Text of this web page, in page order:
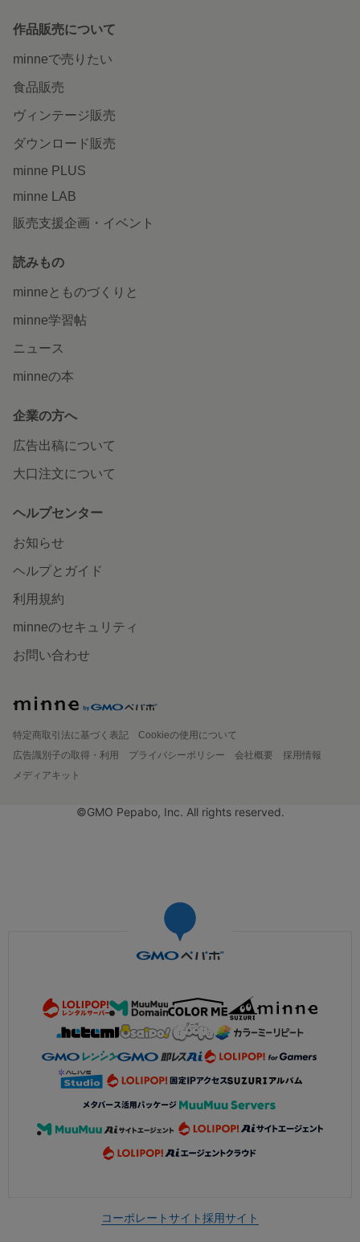
作品販売について
minneで売りたい
食品販売
ヴィンテージ販売
ダウンロード販売
minne PLUS
minne LAB
販売支援企画・イベント
読みもの
minneとものづくりと
minne学習帖
ニュース
minneの本
企業の方へ
広告出稿について
大口注文について
ヘルプセンター
お知らせ
ヘルプとガイド
利用規約
minneのセキュリティ
お問い合わせ
特定商取引法に基づく表記
Cookieの使用について
広告識別子の取得・利用
プライバシーポリシー 会社概要
採用情報
メディアキット
©GMO Pepabo, Inc. All rights reserved.
コーポレートサイト採用サイト